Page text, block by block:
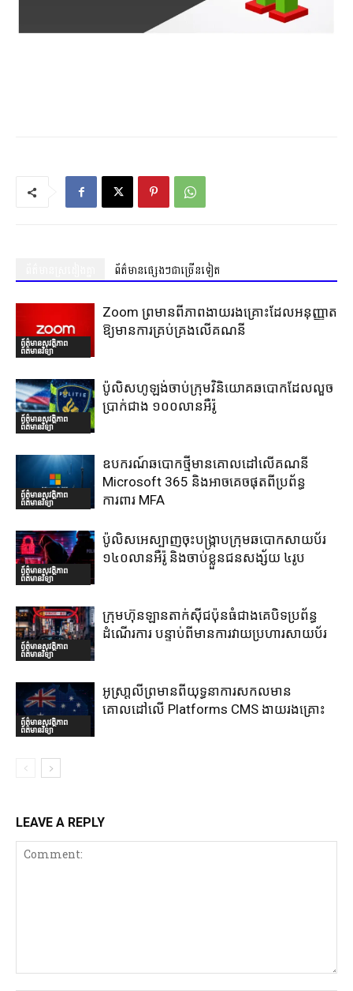
ព័ត៌មានផ្សេងៗជាច្រើនទៀត
ព័ត៌មានសុវត្ថិភាព
ព័ត៌មានវិទ្យា
Zoom ព្រមានពីភាពងាយរងគ្រោះដែលអនុញ្ញាត
ឱ្យមានការគ្រប់គ្រងលើគណនី
ព័ត៌មានសុវត្ថិភាព
ព័ត៌មានវិទ្យា
ប៉ូលិសហូឡង់ចាប់ក្រុមវិនិយោគឆបោកដែលលួច
ប្រាក់ជាង ១០០លានអឺរ៉ូ
ព័ត៌មានសុវត្ថិភាព
ព័ត៌មានវិទ្យា
ឧបករណ៍ឆបោកថ្មីមានគោលដៅលើគណនី
Microsoft 365 និងអាចគេចផុតពីប្រព័ន្ធ
ការពារ MFA
ព័ត៌មានសុវត្ថិភាព
ព័ត៌មានវិទ្យា
ប៉ូលិសអេស្បាញចុះបង្រ្កាបក្រុមឆបោកសាយប័រ
១៤០លានអឺរ៉ូ និងចាប់ខ្លួនជនសង្ស័យ ៤រូប
ព័ត៌មានសុវត្ថិភាព
ព័ត៌មានវិទ្យា
ក្រុមហ៊ុនឡានតាក់ស៊ីជប៉ុនធំជាងគេបិទប្រព័ន្ធ
ដំណើរការ បន្ទាប់ពីមានការវាយប្រហារសាយប័រ
ព័ត៌មានសុវត្ថិភាព
ព័ត៌មានវិទ្យា
អូស្រា្តលីព្រមានពីយុទ្ធនាការសកលមាន
គោលដៅលើ Platforms CMS ងាយរងគ្រោះ
LEAVE A REPLY